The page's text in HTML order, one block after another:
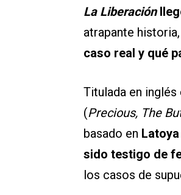
La Liberación
atrapante
caso real y qué
Titulada en
(Precious, The
basado en
sido testigo de
los casos de